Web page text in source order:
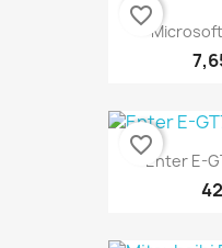
favorite_border
Enter E-
favorite_border